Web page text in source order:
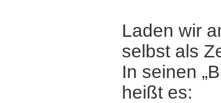
Laden wir
selbst als
In seinen
heißt es: